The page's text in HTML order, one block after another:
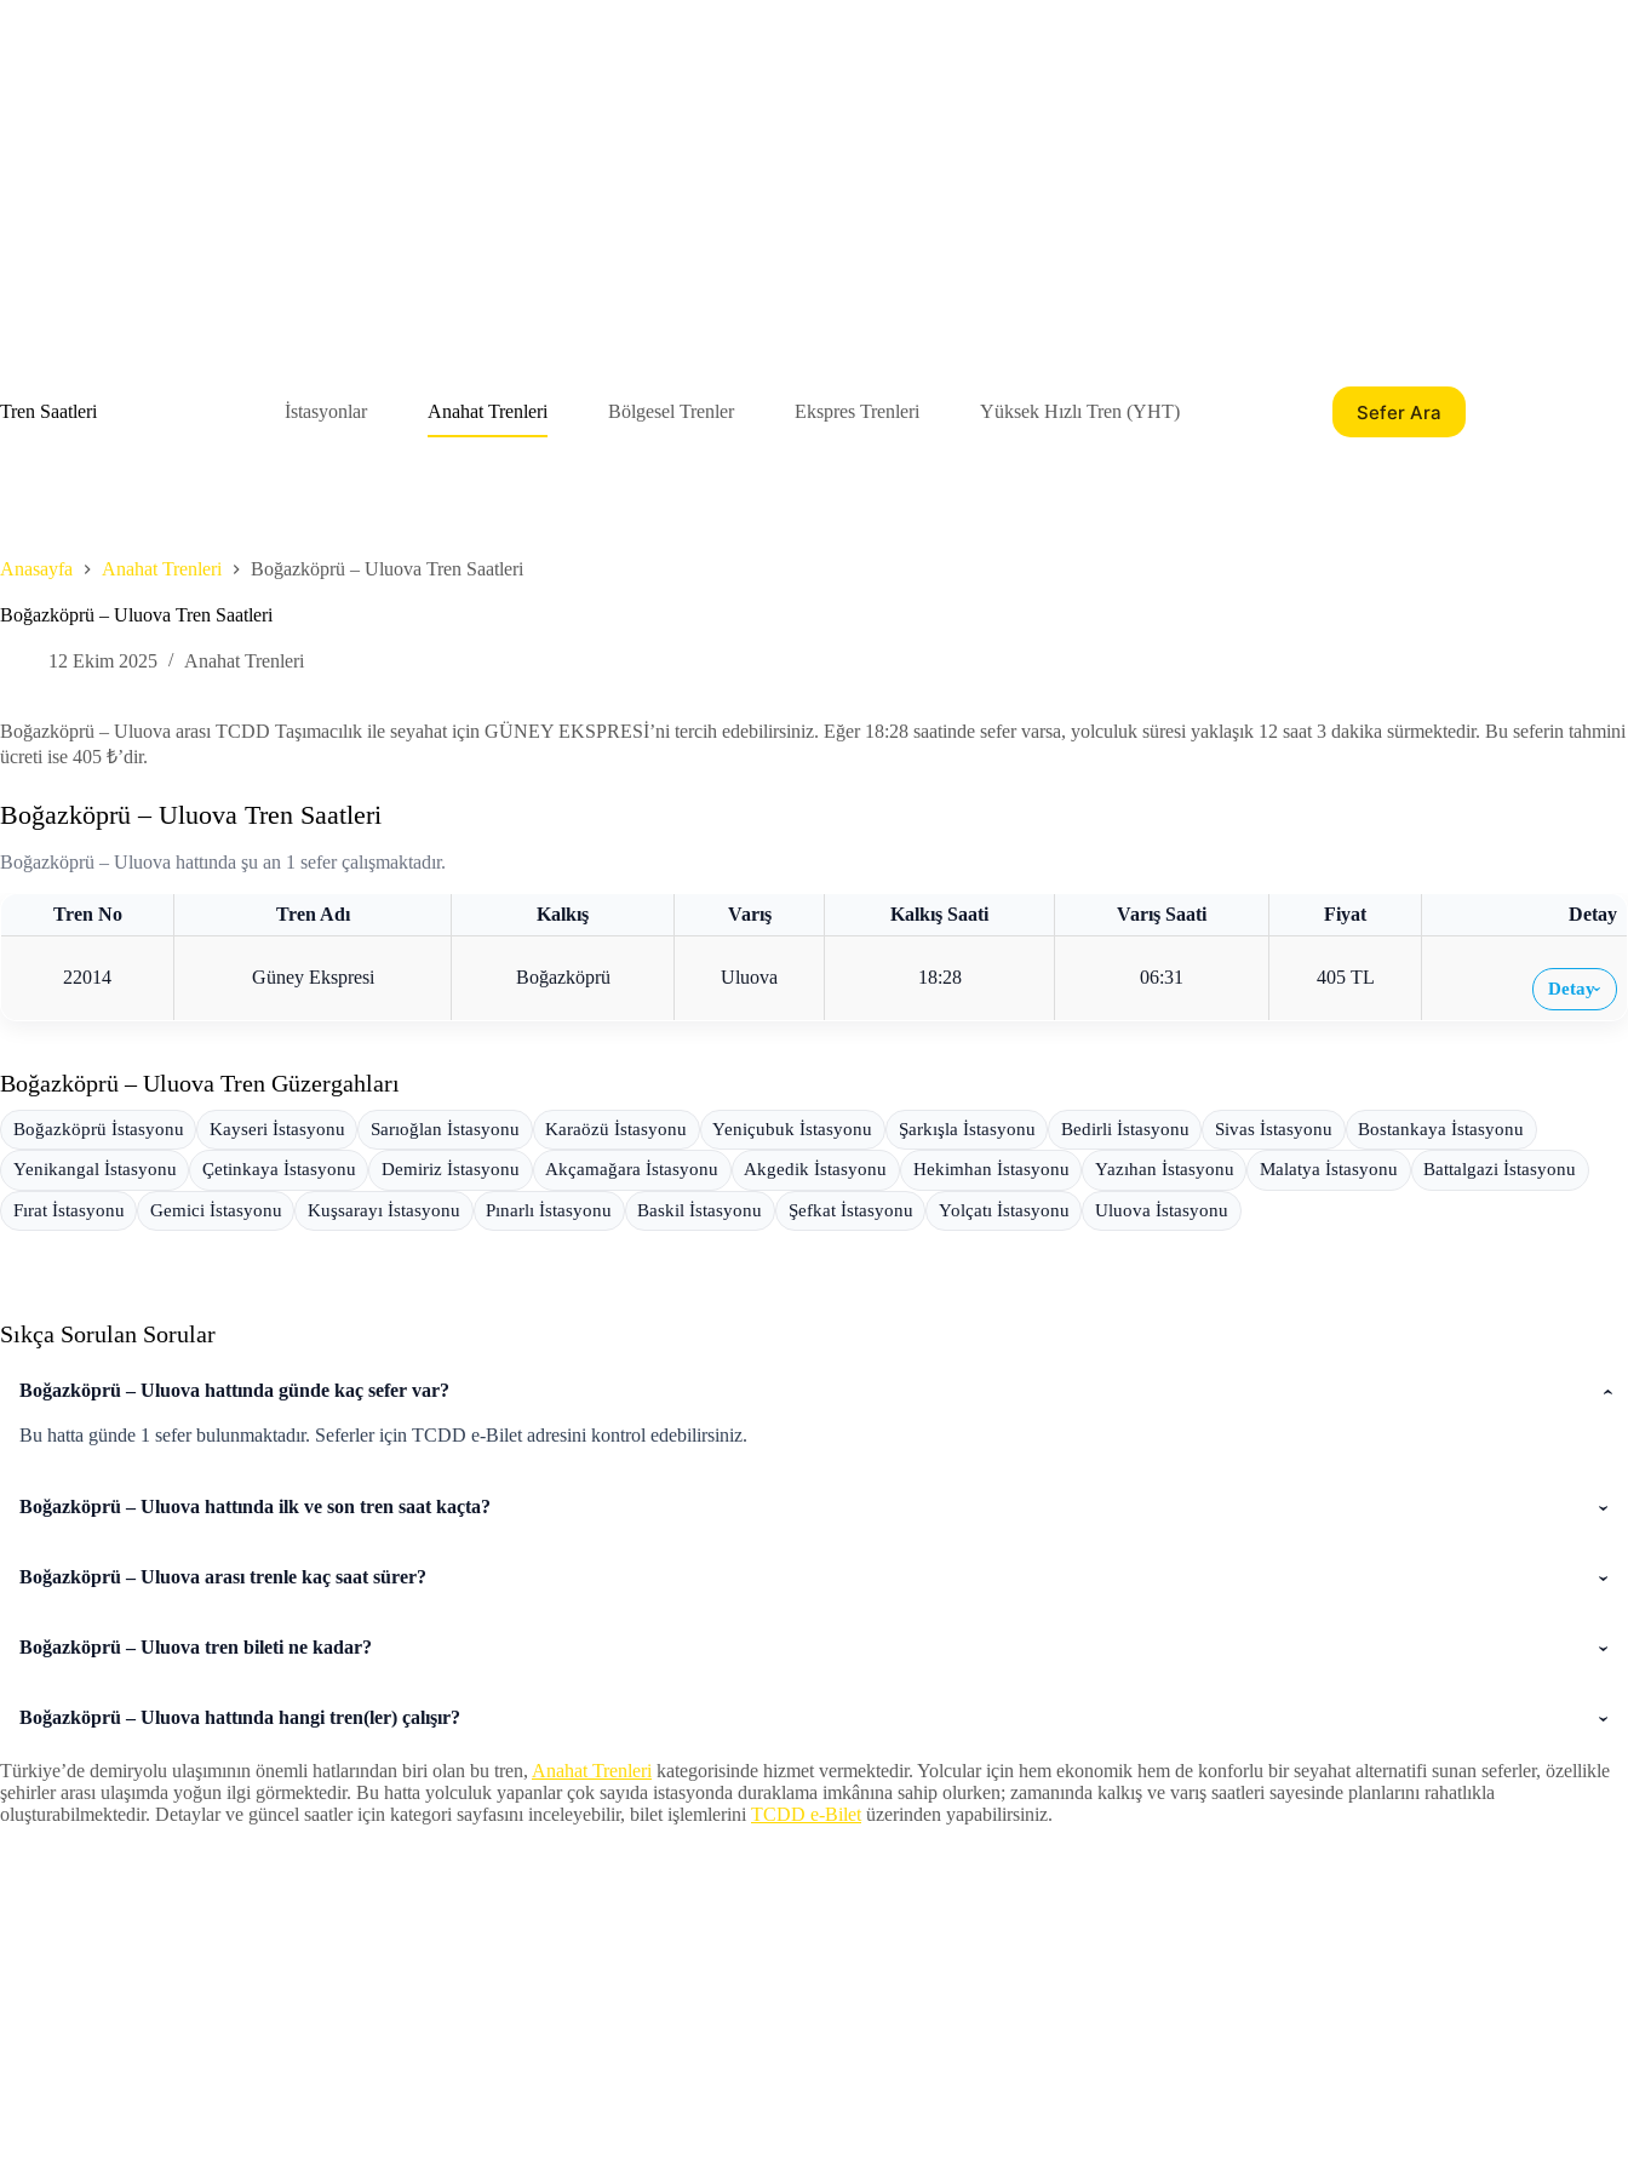
Tren Saatleri
İstasyonlar Anahat Trenleri Bölgesel Trenler Ekspres Trenleri Yüksek Hızlı Tren (YHT) Sefer Ara
Anasayfa Anahat Trenleri Boğazköprü – Uluova Tren Saatleri
Boğazköprü – Uluova Tren Saatleri
12 Ekim 2025 Anahat Trenleri
Boğazköprü – Uluova arası TCDD Taşımacılık ile seyahat için GÜNEY EKSPRESİ’ni tercih edebilirsiniz. Eğer 18:28 saatinde sefer varsa, yolculuk süresi yaklaşık 12 saat 3 dakika sürmektedir. Bu seferin tahmini
ücreti ise 405 ₺’dir.
Boğazköprü – Uluova Tren Saatleri
Boğazköprü – Uluova hattında şu an 1 sefer çalışmaktadır.
Tren No Tren Adı Kalkış Varış Kalkış Saati Varış Saati Fiyat Detay
22014 Güney Ekspresi Boğazköprü Uluova 18:28 06:31 405 TL
Detay›
Boğazköprü – Uluova Tren Güzergahları
Boğazköprü İstasyonu Kayseri İstasyonu Sarıoğlan İstasyonu Karaözü İstasyonu Yeniçubuk İstasyonu Şarkışla İstasyonu Bedirli İstasyonu Sivas İstasyonu Bostankaya İstasyonu
Yenikangal İstasyonu Çetinkaya İstasyonu Demiriz İstasyonu Akçamağara İstasyonu Akgedik İstasyonu Hekimhan İstasyonu Yazıhan İstasyonu Malatya İstasyonu Battalgazi İstasyonu
Fırat İstasyonu Gemici İstasyonu Kuşsarayı İstasyonu Pınarlı İstasyonu Baskil İstasyonu Şefkat İstasyonu Yolçatı İstasyonu Uluova İstasyonu
Sıkça Sorulan Sorular
Boğazköprü – Uluova hattında günde kaç sefer var?
Bu hatta günde 1 sefer bulunmaktadır. Seferler için TCDD e-Bilet adresini kontrol edebilirsiniz.
Boğazköprü – Uluova hattında ilk ve son tren saat kaçta?
Boğazköprü – Uluova arası trenle kaç saat sürer?
Boğazköprü – Uluova tren bileti ne kadar?
Boğazköprü – Uluova hattında hangi tren(ler) çalışır?
Türkiye’de demiryolu ulaşımının önemli hatlarından biri olan bu tren, Anahat Trenleri kategorisinde hizmet vermektedir. Yolcular için hem ekonomik hem de konforlu bir seyahat alternatifi sunan seferler, özellikle
şehirler arası ulaşımda yoğun ilgi görmektedir. Bu hatta yolculuk yapanlar çok sayıda istasyonda duraklama imkânına sahip olurken; zamanında kalkış ve varış saatleri sayesinde planlarını rahatlıkla
oluşturabilmektedir. Detaylar ve güncel saatler için kategori sayfasını inceleyebilir, bilet işlemlerini TCDD e-Bilet üzerinden yapabilirsiniz.